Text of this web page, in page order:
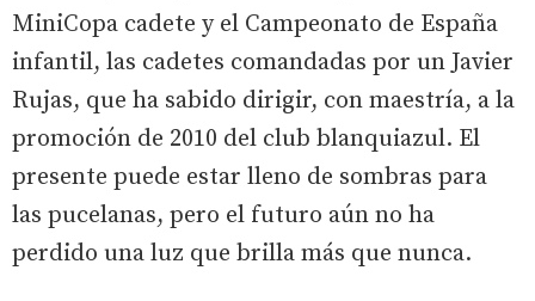
MiniCopa cadete y el Campeonato de España
infantil, las cadetes comandadas por un Javier
Rujas, que ha sabido dirigir, con maestría, a la
promoción de 2010 del club blanquiazul. El
presente puede estar lleno de sombras para
las pucelanas, pero el futuro aún no ha
perdido una luz que brilla más que nunca.